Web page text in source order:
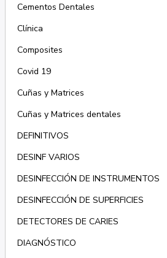
Cementos Dentales
Clínica
Composites
Covid 19
Cuñas y Matrices
Cuñas y Matrices dentales
DEFINITIVOS
DESINF VARIOS
DESINFECCIÓN DE INSTRUMENTOS
DESINFECCIÓN DE SUPERFICIES
DETECTORES DE CARIES
DIAGNÓSTICO